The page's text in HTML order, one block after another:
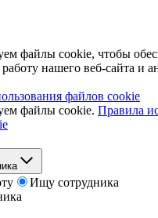
файлы cookie, чтобы
нашего веб-сайта и
файлов cookie
файлы cookie. Правила
Ищу сотрудника